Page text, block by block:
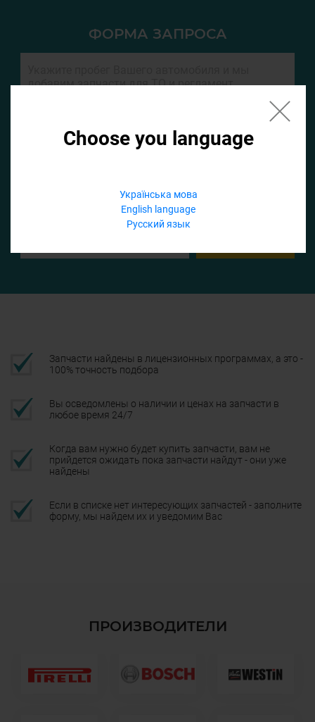
Choose you language
Українська мова
English language
Русский язык
ФОРМА ЗАПРОСА
Запчасти найдены в лицензионных программах, а это -
100% точность подбора
Вы осведомлены о наличии и ценах на запчасти в
любое время 24/7
Когда вам нужно будет купить запчасти, вам не
прийдется ожидать пока запчасти найдут - они уже
найдены
Если в списке нет интересующих запчастей - заполните
форму, мы найдем их и уведомим Вас
ПРОИЗВОДИТЕЛИ